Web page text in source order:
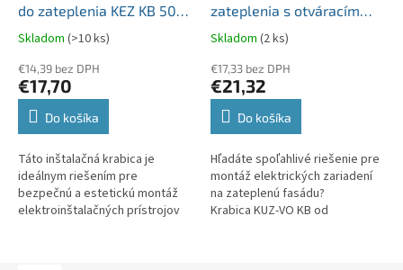
do zateplenia KEZ KB 50
až 200mm o60mm
Skladom (>10 ks)
€14,39 bez DPH
€17,70
Do košíka
Táto inštalačná krabica je
ideálnym riešením pre
bezpečnú a estetickú montáž
elektroinštalačných prístrojov
zateplenia s otváracím
vekom KUZ-VO KB rozmer
156x196x86-146mm
Skladom (2 ks)
€17,33 bez DPH
€21,32
Do košíka
Hľadáte spoľahlivé riešenie pre
montáž elektrických zariadení
na zateplenú fasádu?
Krabica KUZ-VO KB od